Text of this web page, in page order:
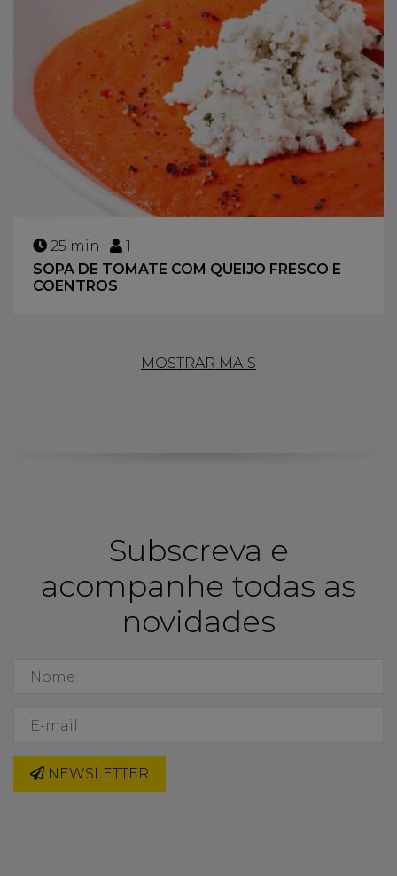
25 min ·
1
SOPA DE TOMATE COM QUEIJO FRESCO E
COENTROS
MOSTRAR MAIS
Subscreva e
acompanhe todas as
novidades
NEWSLETTER